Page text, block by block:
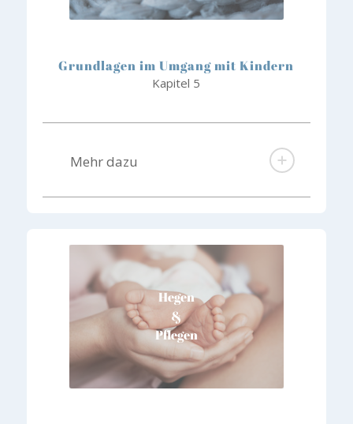
Grundlagen im Umgang mit Kindern
Kapitel 5
Mehr dazu
Hegen
&
Pflegen